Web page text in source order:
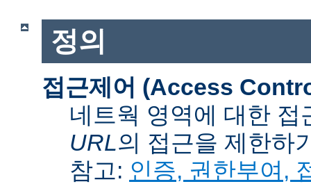
정의
접근제어 (Access
네트웍 영역에 대한
URL의 접근을 제한하
참고: 인증, 권한부여,